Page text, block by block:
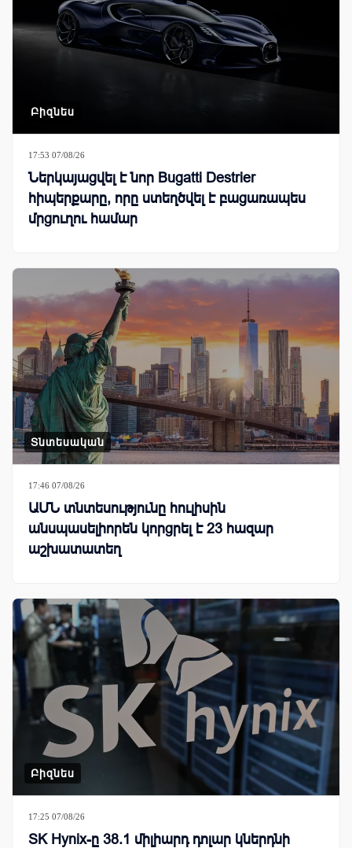
Բիզնես
17:53 07/08/26
Ներկայացվել է նոր Bugatti Destrier
հիպերքարը, որը ստեղծվել է բացառապես
մրցուղու համար
Տնտեսական
17:46 07/08/26
ԱՄՆ տնտեսությունը հուլիսին
անսպասելիորեն կորցրել է 23 հազար
աշխատատեղ
Բիզնես
17:25 07/08/26
SK Hynix-ը 38.1 միլիարդ դոլար կներդնի